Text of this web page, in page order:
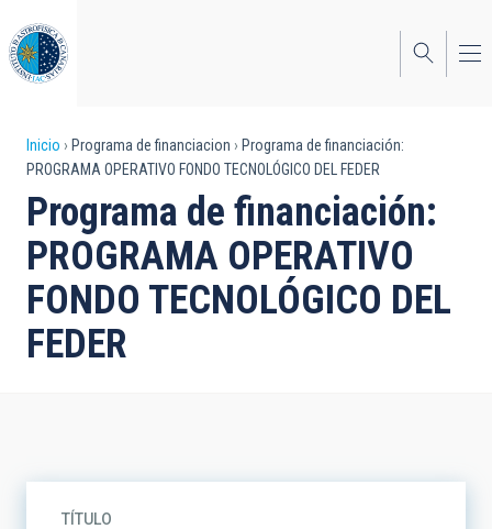
al
contenido
principal
Sobrescribir
enlaces
de
ayuda
a
la
Inicio Programa de financiacion
Programa de financiación:
PROGRAMA OPERATIVO FONDO TECNOLÓGICO DEL FEDER
Programa de financiación:
PROGRAMA OPERATIVO
FONDO TECNOLÓGICO DEL
FEDER
TÍTULO